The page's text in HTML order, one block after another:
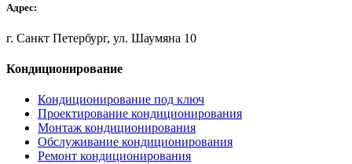
Адрес:
г. Санкт Петербург, ул. Шаумяна 10
Кондиционирование
Кондиционирование под ключ
Проектирование кондиционирования
Монтаж кондиционирования
Обслуживание кондиционирования
Ремонт кондиционирования